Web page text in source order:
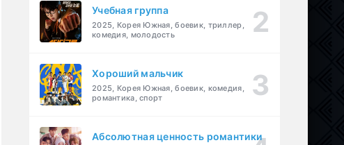
Учебная группа
2025, Корея Южная, боевик, триллер,
комедия, молодость
Хороший мальчик
2025, Корея Южная, боевик, комедия,
романтика, спорт
Абсолютная ценность романтики